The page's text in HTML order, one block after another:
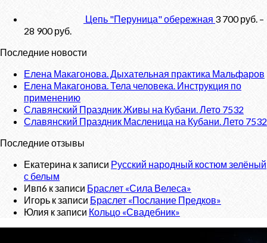
Цепь "Перуница" обережная 3 700руб. –
28 900руб.
Последние новости
Елена Макагонова. Дыхательная практика Мальфаров
Елена Макагонова. Тела человека. Инструкция по
применению
Славянский Праздник Живы на Кубани. Лето 7532
Славянский Праздник Масленица на Кубани. Лето 7532
Последние отзывы
Екатерина к записи Русский народный костюм зелёный
с белым
Ивп6 к записи Браслет «Сила Велеса»
Игорь к записи Браслет «Послание Предков»
Юлия к записи Кольцо «Свадебник»